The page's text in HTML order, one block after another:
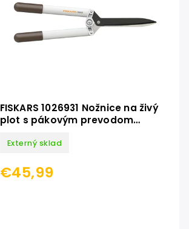
FISKARS 1026931 Nožnice na živý
plot s pákovým prevodom
Externý sklad
€45,99